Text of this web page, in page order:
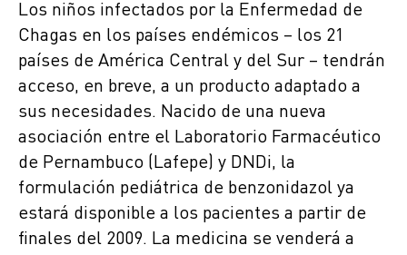
Los niños infectados por la Enfermedad de
Chagas en los países endémicos – los 21
países de América Central y del Sur – tendrán
acceso, en breve, a un producto adaptado a
sus necesidades. Nacido de una nueva
asociación entre el Laboratorio Farmacéutico
de Pernambuco (Lafepe) y DNDi, la
formulación pediátrica de benzonidazol ya
estará disponible a los pacientes a partir de
finales del 2009. La medicina se venderá a